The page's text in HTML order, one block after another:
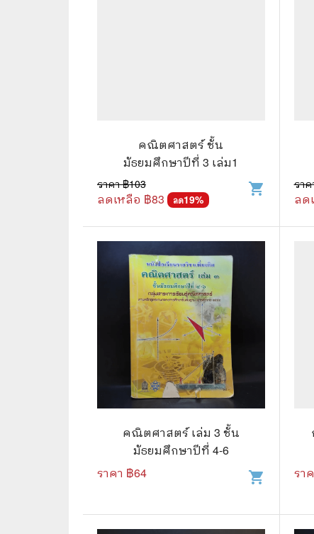
คณิตศาสตร์ ชั้น
มัธยมศึกษาปีที่ 3 เล่ม1
ราคา ฿103
ลดเหลือ ฿83 ลด19%
shopping_cart ราค
ลด
คณิตศาสตร์ เล่ม 3 ชั้น
มัธยมศึกษาปีที่ 4-6
ราคา ฿64 shopping_cart
รา
🌠 โหราศาสตร์ การทำนาย
☸️ ธรรมะ ศาสนา ปรัชญา
🏙️ การเมือง สังคมศาสตร์
🧳 ท่องเที่ยว ประสบการณ์ท่องเที่ยว
💃 งานอดิเรก อาชีพ
🌎 สารคดี ความรู้รอบตัว
💎 เพชร พลอย อัญมณี
🛸 วิทยาศาสตร์ คณิตศาสตร์
🌾 พืช สัตว์
🥘 อาหาร สุขภาพ ความงาม
🏡 บ้านและสวน
😼 ห
📚 ก
🎻 ก
🍳 ก